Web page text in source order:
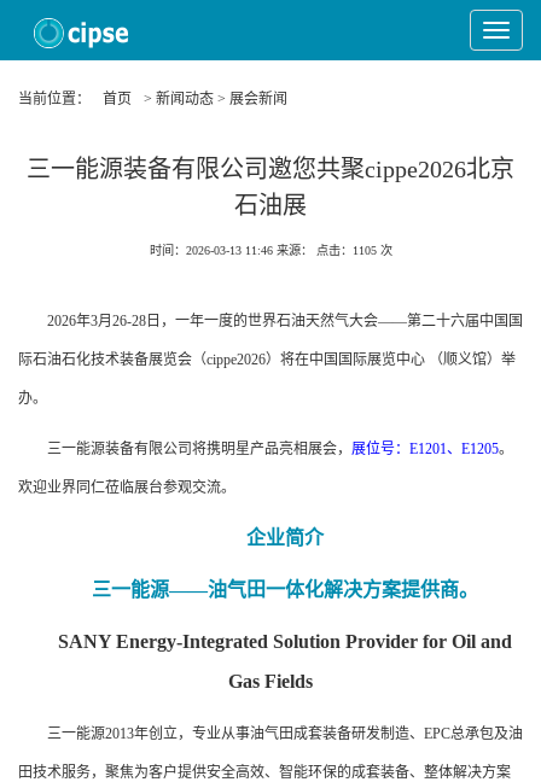
Toggle
当前位置：
首页 > 新闻动态 > 展会新闻
三一能源装备有限公司邀您共聚cippe2026北京
石油展
时间：2026-03-13 11:46 来源： 点击： 1105 次
2026年3月26-28日，一年一度的世界石油天然气大会——第二十六届中国国
际石油石化技术装备展览会（cippe2026）将在中国国际展览中心 （顺义馆）举
办。
三一能源装备有限公司将携明星产品亮相展会， 展位号：E1201、E1205。
欢迎业界同仁莅临展台参观交流。
企业简介
三一能源——油气田一体化解决方案提供商。
SANY Energy-Integrated Solution Provider for Oil and
Gas Fields
三一能源2013年创立，专业从事油气田成套装备研发制造、EPC总承包及油
田技术服务，聚焦为客户提供安全高效、智能环保的成套装备、整体解决方案